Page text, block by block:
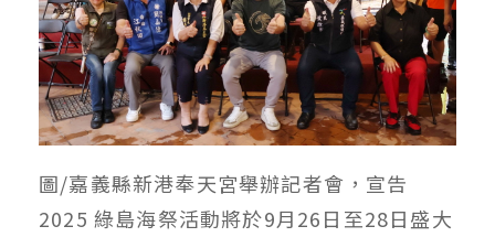
圖/嘉義縣新港奉天宮舉辦記者會，宣告
2025 綠島海祭活動將於9月26日至28日盛大